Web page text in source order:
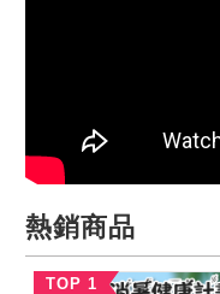
熱銷商品
TOP 1